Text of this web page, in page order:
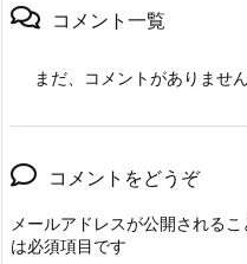
コメント一覧
まだ、コメントがありません
コメントをどうぞ
メールアドレスが公開されるこ
は必須項目です